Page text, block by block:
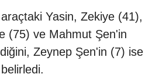
Yasin, Zekiye (41),
(75) ve Mahmut Şen'in
Zeynep Şen'in (7) ise
belirledi.